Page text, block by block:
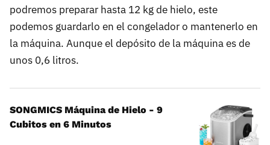
podremos preparar hasta 12 kg de hielo, este
podemos guardarlo en el congelador o mantenerlo en
la máquina. Aunque el depósito de la máquina es de
unos 0,6 litros.
SONGMICS Máquina de Hielo - 9
Cubitos en 6 Minutos